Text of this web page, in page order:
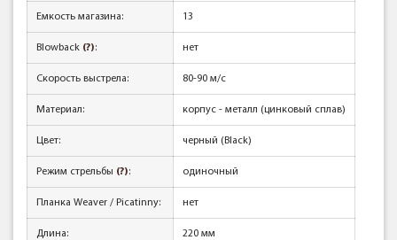
Емкость магазина: 13
Blowback (?): нет
Скорость выстрела: 80-90 м/с
Материал: корпус - металл (цинковый сплав)
Цвет: черный (Black)
Режим стрельбы (?): одиночный
Планка Weaver / Picatinny: нет
Длина: 220 мм